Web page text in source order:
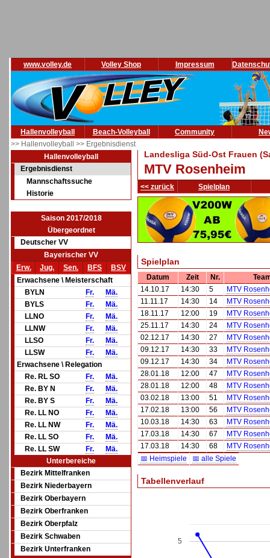
www.volley.de Volley Shop Impressum
Hallenvolleyball Beach-Volleyball Community
>> Hallenvolleyball >> Ergebnisdienst
Hallenvolleyball
Ergebnisdienst
Mannschaftssuche
Historie
Saison 2017/2018
Übergeordnet
Deutscher VV
Bayerischer VV
Erw.
Jug. Sen. BFS
BSV
Erwachsene \ Meisterschaft
BYLN
Fr.
Mä.
BYLS
Fr.
Mä.
LLNO
Fr.
Mä.
LLNW
Fr.
Mä.
LLSO
Fr.
Mä.
LLSW
Fr.
Mä.
Erwachsene \ Relegation
Re. RL SO
Fr.
Mä.
Re. BY N
Fr.
Mä.
Re. BY S
Fr.
Mä.
Re. LL NO
Fr.
Mä.
Re. LL NW
Fr.
Mä.
Re. LL SO
Fr.
Mä.
Re. LL SW
Fr.
Mä.
Unterbereiche
Bezirk Mittelfranken
Bezirk Niederbayern
Bezirk Oberbayern
Bezirk Oberfranken
Bezirk Oberpfalz
Bezirk Schwaben
Bezirk Unterfranken
Landesliga Süd-Ost Frauen
MTV Rosenheim
<< zurück Spielplan
Spielplan
Datum Zeit Nr.
14.10.17
14:30 5
MTV
11.11.17
14:30 14
MTV
18.11.17
12:00 19
MTV
25.11.17
14:30 24
MTV
02.12.17
14:30 27
MTV
09.12.17
14:30 33
MTV
09.12.17
14:30 34
MTV
28.01.18
12:00 47
MTV
28.01.18
12:00 48
MTV
03.02.18
13:00 51
MTV
17.02.18
13:00 56
MTV
10.03.18
14:30 63
MTV
17.03.18
14:30 67
MTV
17.03.18
14:30 68
MTV
📅 Heimspiele
📅 alle Spiele
Tabellenverlauf
5